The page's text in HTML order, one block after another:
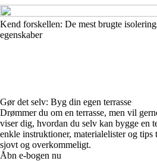
Kend forskellen: De mest brugte
egenskaber
Gør det selv: Byg din egen terrasse
Drømmer du om en terrasse, men vil
viser dig, hvordan du selv kan bygge en
enkle instruktioner, materialelister og
sjovt og overkommeligt.
Åbn e-bogen nu